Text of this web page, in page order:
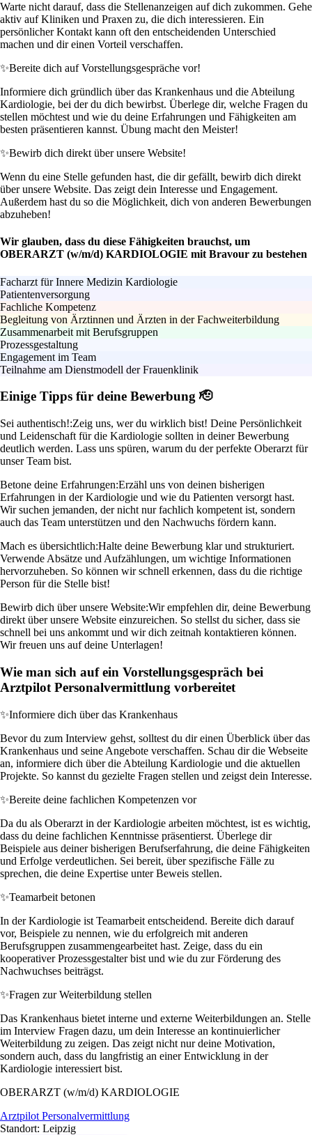
Warte nicht darauf, dass die Stellenanzeigen auf dich zukommen. Gehe
aktiv auf Kliniken und Praxen zu, die dich interessieren. Ein
persönlicher Kontakt kann oft den entscheidenden Unterschied
machen und dir einen Vorteil verschaffen.
✨Bereite dich auf Vorstellungsgespräche vor!
Informiere dich gründlich über das Krankenhaus und die Abteilung
Kardiologie, bei der du dich bewirbst. Überlege dir, welche Fragen du
stellen möchtest und wie du deine Erfahrungen und Fähigkeiten am
besten präsentieren kannst. Übung macht den Meister!
✨Bewirb dich direkt über unsere Website!
Wenn du eine Stelle gefunden hast, die dir gefällt, bewirb dich direkt
über unsere Website. Das zeigt dein Interesse und Engagement.
Außerdem hast du so die Möglichkeit, dich von anderen Bewerbungen
abzuheben!
Wir glauben, dass du diese Fähigkeiten brauchst, um
OBERARZT (w/m/d) KARDIOLOGIE mit Bravour zu bestehen
Facharzt für Innere Medizin Kardiologie
Patientenversorgung
Fachliche Kompetenz
Begleitung von Ärztinnen und Ärzten in der Fachweiterbildung
Zusammenarbeit mit Berufsgruppen
Prozessgestaltung
Engagement im Team
Teilnahme am Dienstmodell der Frauenklinik
Einige Tipps für deine Bewerbung 🫡
Sei authentisch!:Zeig uns, wer du wirklich bist! Deine Persönlichkeit
und Leidenschaft für die Kardiologie sollten in deiner Bewerbung
deutlich werden. Lass uns spüren, warum du der perfekte Oberarzt für
unser Team bist.
Betone deine Erfahrungen:Erzähl uns von deinen bisherigen
Erfahrungen in der Kardiologie und wie du Patienten versorgt hast.
Wir suchen jemanden, der nicht nur fachlich kompetent ist, sondern
auch das Team unterstützen und den Nachwuchs fördern kann.
Mach es übersichtlich:Halte deine Bewerbung klar und strukturiert.
Verwende Absätze und Aufzählungen, um wichtige Informationen
hervorzuheben. So können wir schnell erkennen, dass du die richtige
Person für die Stelle bist!
Bewirb dich über unsere Website:Wir empfehlen dir, deine Bewerbung
direkt über unsere Website einzureichen. So stellst du sicher, dass sie
schnell bei uns ankommt und wir dich zeitnah kontaktieren können.
Wir freuen uns auf deine Unterlagen!
Wie man sich auf ein Vorstellungsgespräch bei
Arztpilot Personalvermittlung vorbereitet
✨Informiere dich über das Krankenhaus
Bevor du zum Interview gehst, solltest du dir einen Überblick über das
Krankenhaus und seine Angebote verschaffen. Schau dir die Webseite
an, informiere dich über die Abteilung Kardiologie und die aktuellen
Projekte. So kannst du gezielte Fragen stellen und zeigst dein Interesse.
✨Bereite deine fachlichen Kompetenzen vor
Da du als Oberarzt in der Kardiologie arbeiten möchtest, ist es wichtig,
dass du deine fachlichen Kenntnisse präsentierst. Überlege dir
Beispiele aus deiner bisherigen Berufserfahrung, die deine Fähigkeiten
und Erfolge verdeutlichen. Sei bereit, über spezifische Fälle zu
sprechen, die deine Expertise unter Beweis stellen.
✨Teamarbeit betonen
In der Kardiologie ist Teamarbeit entscheidend. Bereite dich darauf
vor, Beispiele zu nennen, wie du erfolgreich mit anderen
Berufsgruppen zusammengearbeitet hast. Zeige, dass du ein
kooperativer Prozessgestalter bist und wie du zur Förderung des
Nachwuchses beiträgst.
✨Fragen zur Weiterbildung stellen
Das Krankenhaus bietet interne und externe Weiterbildungen an. Stelle
im Interview Fragen dazu, um dein Interesse an kontinuierlicher
Weiterbildung zu zeigen. Das zeigt nicht nur deine Motivation,
sondern auch, dass du langfristig an einer Entwicklung in der
Kardiologie interessiert bist.
OBERARZT (w/m/d) KARDIOLOGIE
Arztpilot Personalvermittlung
Standort: Leipzig